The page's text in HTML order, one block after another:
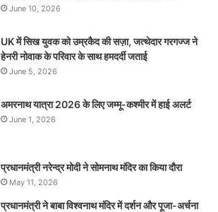
June 10, 2026
UK में सिख युवक को उम्रकैद की सज़ा, जत्थेदार गरगज्ज ने
हेनरी नोवाक के परिवार के साथ हमदर्दी जताई
June 5, 2026
अमरनाथ यात्रा 2026 के लिए जम्मू-कश्मीर में हाई अलर्ट
June 1, 2026
प्रधानमंत्री नरेन्‍द्र मोदी ने सोमनाथ मंदिर का किया दौरा
May 11, 2026
प्रधानमंत्री ने बाबा विश्वनाथ मंदिर में दर्शन और पूजा-अर्चना